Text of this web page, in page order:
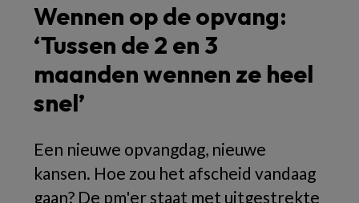
Wennen op de opvang:
‘Tussen de 2 en 3
maanden wennen ze heel
snel’
Een nieuwe opvangdag, nieuwe
kansen. Hoe zou het afscheid vandaag
gaan? De pm'er staat met uitgestrekte